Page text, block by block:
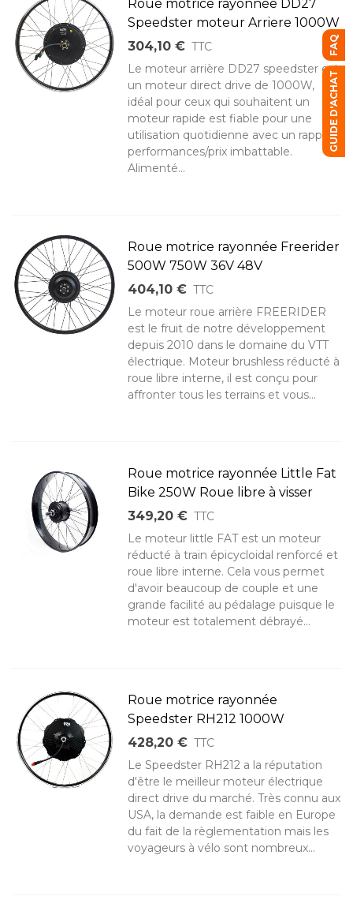
Roue motrice rayonnée DD27
Speedster moteur Arriere 1000W
304,10 € TTC
Le moteur arrière DD27 speedster est
un moteur direct drive de 1000W,
idéal pour ceux qui souhaitent un
moteur rapide est fiable pour une
utilisation quotidienne avec un rapport
performances/prix imbattable.
Alimenté...
Roue motrice rayonnée Freerider
500W 750W 36V 48V
404,10 € TTC
Le moteur roue arrière FREERIDER
est le fruit de notre développement
depuis 2010 dans le domaine du VTT
électrique. Moteur brushless réducté à
roue libre interne, il est conçu pour
affronter tous les terrains et vous...
Roue motrice rayonnée Little Fat
Bike 250W Roue libre à visser
349,20 € TTC
Le moteur little FAT est un moteur
réducté à train épicycloidal renforcé et
roue libre interne. Cela vous permet
d'avoir beaucoup de couple et une
grande facilité au pédalage puisque le
moteur est totalement débrayé...
Roue motrice rayonnée
Speedster RH212 1000W
428,20 € TTC
Le Speedster RH212 a la réputation
d'être le meilleur moteur électrique
direct drive du marché. Très connu aux
USA, la demande est faible en Europe
du fait de la règlementation mais les
voyageurs à vélo sont nombreux...
FAQ
GUIDE D'ACHAT